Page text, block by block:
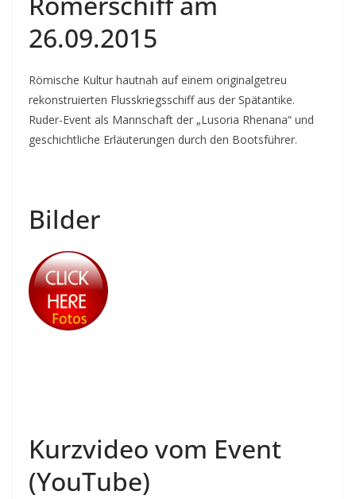
26.09.2015
Römische Kultur hautnah auf einem originalgetreu
rekonstruierten Flusskriegsschiff aus der Spätantike.
Ruder-Event als Mannschaft der „Lusoria Rhenana“ und
geschichtliche Erläuterungen durch den Bootsführer.
Bilder
Kurzvideo vom Event
(YouTube)